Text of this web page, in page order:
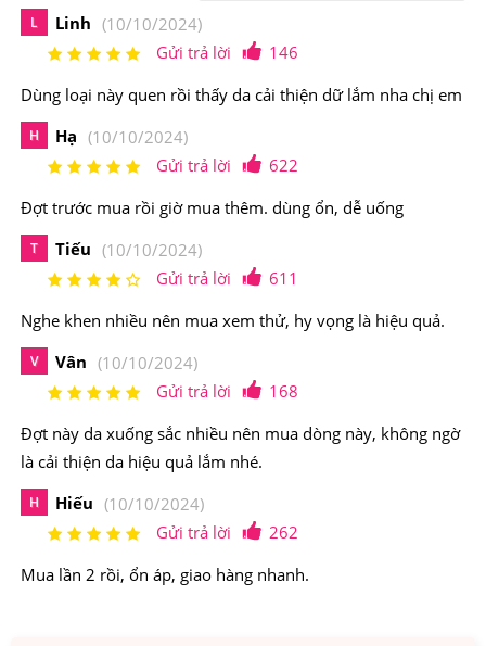
Codeage Amen Omega-3 1500mg có công dụng tốt
cho sức khỏe.
2. Viên Uống Dầu Cá Codeage Amen Omega-3
1500mg Có Nguồn Gốc Xuất Xứ Từ Đâu, Thành
Phần Như Thế Nào?
Sản xuất: NORAX SUPPLEMENTS, LLC
Xuất xứ: Mỹ
L Linh (10/10/2024)
Gửi trả lời
146
Dùng loại này quen rồi thấy da cải thiện dữ lắm nha chị em
H Hạ (10/10/2024)
Gửi trả lời
622
Đợt trước mua rồi giờ mua thêm. dùng ổn, dễ uống
T Tiếu (10/10/2024)
Gửi trả lời
611
Nghe khen nhiều nên mua xem thử, hy vọng là hiệu quả.
V Vân (10/10/2024)
Gửi trả lời
168
Đợt này da xuống sắc nhiều nên mua dòng này, không ngờ
là cải thiện da hiệu quả lắm nhé.
H Hiếu (10/10/2024)
Gửi trả lời
262
Mua lần 2 rồi, ổn áp, giao hàng nhanh.